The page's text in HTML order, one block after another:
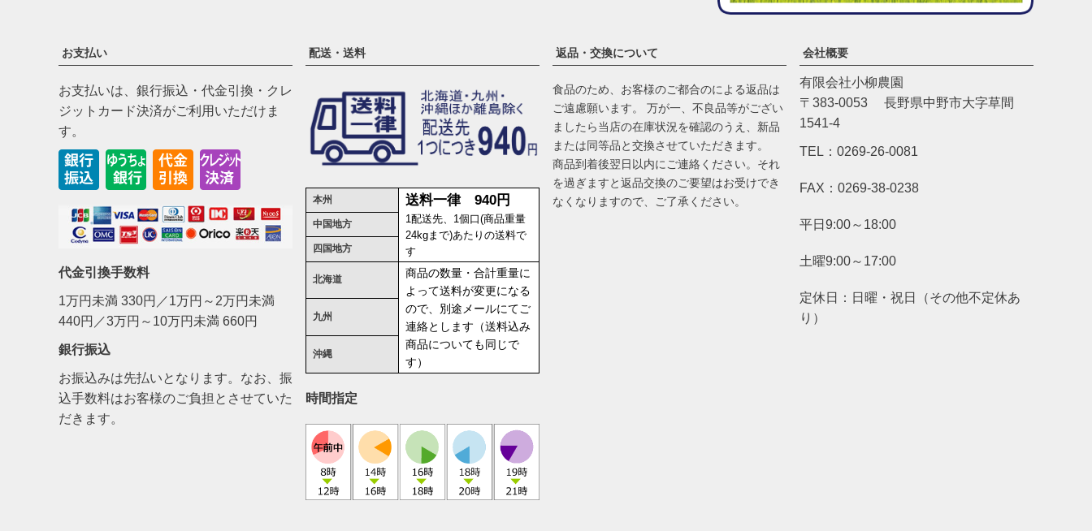
お支払い
お支払いは、銀行振込・代金引換・クレ
ジットカード決済がご利用いただけま
す。
代金引換手数料
1万円未満 330円／1万円～2万円未満
440円／3万円～10万円未満 660円
銀行振込
お振込みは先払いとなります。なお、振
込手数料はお客様のご負担とさせていた
だきます。
配送・送料
本州 送料一律 940円
1配送先、1個口(商品重量
24kgまで)あたりの送料で
す
中国地方
四国地方
北海道
商品の数量・合計重量に
よって送料が変更になる
ので、別途メールにてご
連絡とします（送料込み
商品についても同じで
す）
九州
沖縄
時間指定
返品・交換について
食品のため、お客様のご都合のによる返品は
ご遠慮願います。 万が一、不良品等がござい
ましたら当店の在庫状況を確認のうえ、新品
または同等品と交換させていただきます。
商品到着後翌日以内にご連絡ください。それ
を過ぎますと返品交換のご要望はお受けでき
なくなりますので、ご了承ください。
会社概要
有限会社小柳農園
〒383-0053 長野県中野市大字草間
1541-4
TEL：0269-26-0081
FAX：0269-38-0238
平日9:00～18:00
土曜9:00～17:00
定休日：日曜・祝日（その他不定休あ
り）